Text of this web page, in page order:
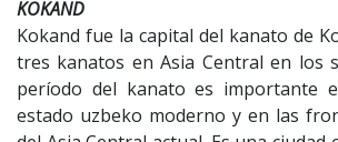
KOKAND
Kokand fue la capital del kanato de
tres kanatos en Asia Central en los
período del kanato es importante
estado uzbeko moderno y en las